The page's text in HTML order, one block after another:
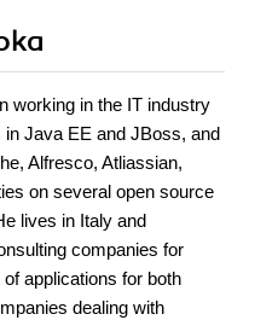
working in the IT industry
Java EE and JBoss, and
Alfresco, Atliassian,
on several open source
lives in Italy and
companies for
applications for both
dealing with